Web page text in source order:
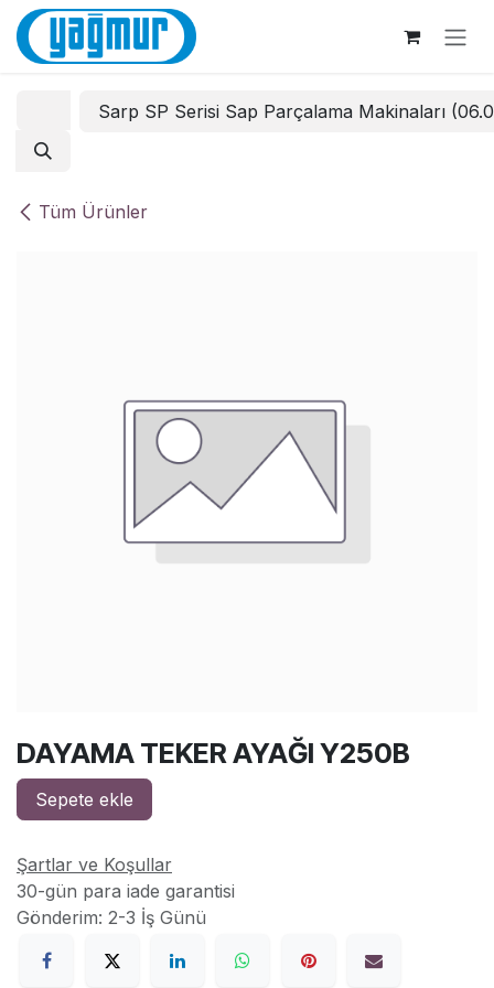
İçereği Atla
Tüm Ürünler
Sarp SP Serisi Sap Parçalama Makinaları
DAYAMA TEKER AYAĞI Y250B
Sepete ekle
Şartlar ve Koşullar
30-gün para iade garantisi
Gönderim: 2-3 İş Günü